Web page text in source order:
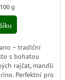
g
– tradiční
s bohatou
rajčat, mandlí
Perfektní pro